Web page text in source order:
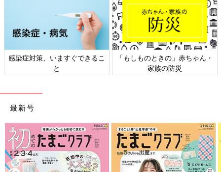
感染症対策、いますぐできるこ
と
「もしものときの」赤ちゃん・
家族の防災
最新号